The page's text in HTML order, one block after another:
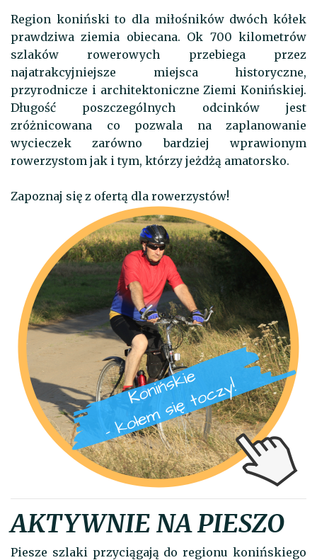
Region koniński to dla miłośników dwóch kółek
prawdziwa ziemia obiecana. Ok 700 kilometrów
szlaków rowerowych przebiega przez
najatrakcyjniejsze miejsca historyczne,
przyrodnicze i architektoniczne Ziemi Konińskiej.
Długość poszczególnych odcinków jest
zróżnicowana co pozwala na zaplanowanie
wycieczek zarówno bardziej wprawionym
rowerzystom jak i tym, którzy jeżdżą amatorsko.
Zapoznaj się z ofertą dla rowerzystów!
AKTYWNIE NA PIESZO
Piesze szlaki przyciągają do regionu konińskiego